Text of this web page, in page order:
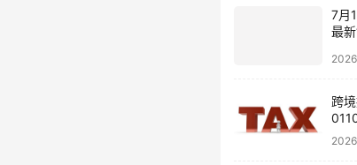
7月
最
会
跨